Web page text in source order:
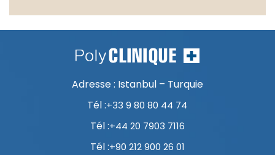
Adresse : Istanbul – Turquie
Tél :+33 9 80 80 44 74
Tél :+44 20 7903 7116
Tél :+90 212 900 26 01